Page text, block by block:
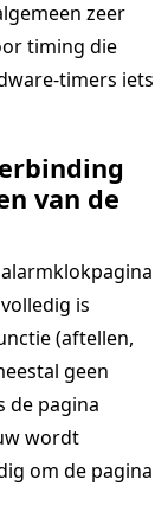
zeer
timing die
timers iets
van de
is
(aftellen,
geen
de pagina
wordt
om de pagina